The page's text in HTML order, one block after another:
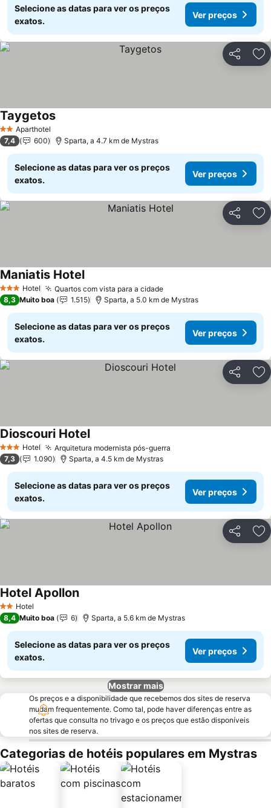
Selecione as datas para ver os preços
exatos.
Ver preços
Partilhar
2 EstrelasAparthotel
TaygetosVer preços
7,4 600 Sparta, a 4.7 km de Mystras
Selecione as datas para ver os preços
exatos.
Ver preços
Partilhar
3 EstrelasHotel Quartos com vista para a cidadeVer preços
Maniatis HotelVer preços
8,3 Muito boa 1.515 Sparta, a 5.0 km de Mystras
Selecione as datas para ver os preços
exatos.
Ver preços
Partilhar
3 EstrelasHotel Arquitetura modernista pós-guerra
Dioscouri HotelVer preços
7,3 1.090 Sparta, a 4.5 km de Mystras
Selecione as datas para ver os preços
exatos.
Ver preços
Partilhar
2 Estrelas
Hotel
Hotel ApollonVer preços
8,4 Muito boa 6 Sparta, a 5.6 km de Mystras
Selecione as datas para ver os preços
exatos.
Ver preços
Mostrar mais
Os preços e a disponibilidade que recebemos dos sites de reserva
mudam frequentemente. Como tal, pode haver diferenças entre as
ofertas que consulta no trivago e os preços que estão disponíveis
nos sites de reserva.
Categorias de hotéis populares em Mystras